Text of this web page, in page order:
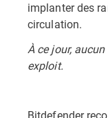
implanter des
circulation.
À ce jour,
exploit.
Bitdefender